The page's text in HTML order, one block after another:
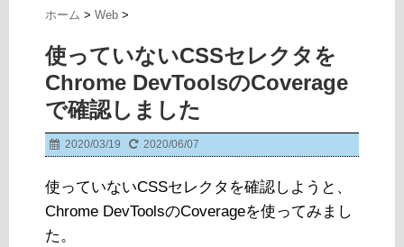
ホーム > Web >
使っていないCSSセレクタを
Chrome DevToolsのCoverage
で確認しました
2020/03/19 2020/06/07
使っていないCSSセレクタを確認しようと、
Chrome DevToolsのCoverageを使ってみまし
た。